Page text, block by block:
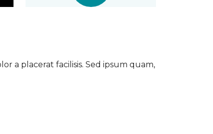
a placerat facilisis. Sed ipsum quam,